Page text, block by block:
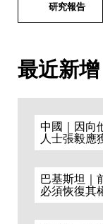
研究報告
最近新增
中國｜因向
人士張毅應
巴基斯坦｜
必須恢復其